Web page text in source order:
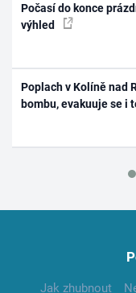
Počasí do konce
výhled
Poplach v Kolíně nad
bombu, evakuuje se i
Jak zhubnout